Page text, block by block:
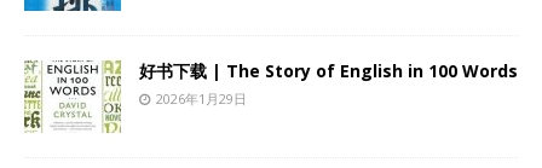
好书下载 | The Story of English in 100 Words
2026年1月29日